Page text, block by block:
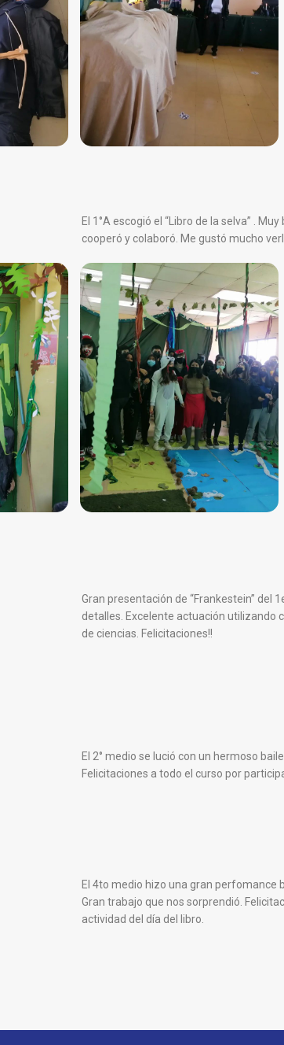
El 1°A escogió el “Libro de la selva” .
cooperó y colaboró. Me gustó mucho
Gran presentación de “Frankestein” del
detalles. Excelente actuación utilizando
de ciencias. Felicitaciones!!
El 2° medio se lució con un hermoso
Felicitaciones a todo el curso por
El 4to medio hizo una gran perfomance
Gran trabajo que nos sorprendió.
actividad del día del libro.